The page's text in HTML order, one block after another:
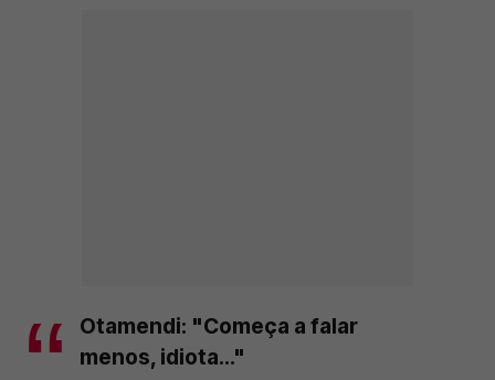
Otamendi: "Começa a falar
menos, idiota..."